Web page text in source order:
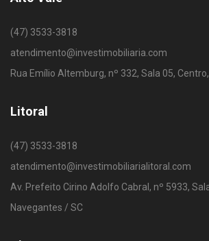
(47) 3533-3818
atendimento@investimobiliaria.com
Rua Emílio Altemburg, nº 332, Sala 05,
Litoral
(47) 3533-3818
atendimento@investimobiliarialitoral.com
Av. Prefeito Cirino Adolfo Cabral, nº 5933,
Navegantes / SC